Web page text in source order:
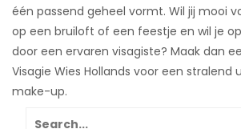
M
A
K
E
-
P
één passend geheel vormt. Wil jij mooi
op een bruiloft of een feestje en wil je
door een ervaren visagiste? Maak dan
Visagie Wies Hollands voor een stralend
make-up.
Search